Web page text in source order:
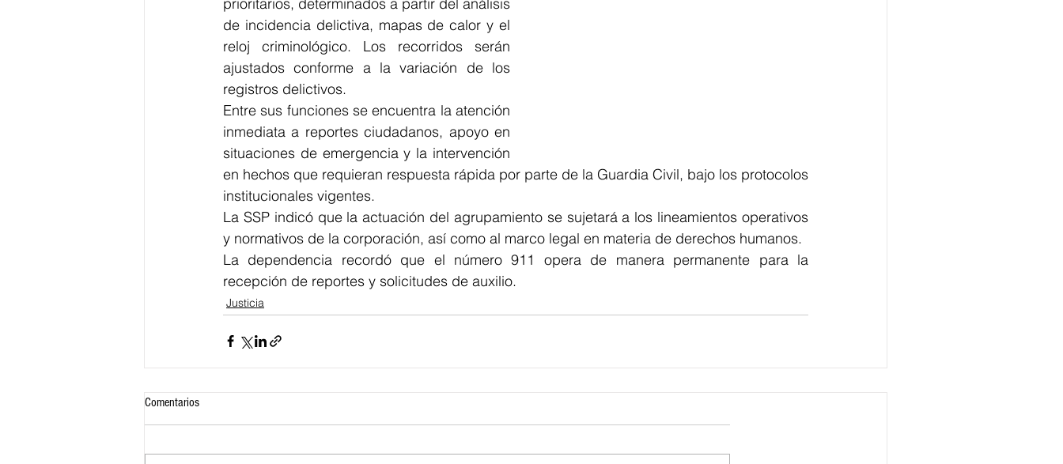
de incidencia delictiva, mapas de calor y el
reloj criminológico. Los recorridos serán
ajustados conforme a la variación de los
registros delictivos.
Entre sus funciones se encuentra la atención
inmediata a reportes ciudadanos, apoyo en
situaciones de emergencia y la intervención
en hechos que requieran respuesta rápida por parte de la Guardia Civil, bajo los protocolos
institucionales vigentes.
La SSP indicó que la actuación del agrupamiento se sujetará a los lineamientos operativos
y normativos de la corporación, así como al marco legal en materia de derechos humanos.
La dependencia recordó que el número 911 opera de manera permanente para la
recepción de reportes y solicitudes de auxilio.
Justicia
Comentarios